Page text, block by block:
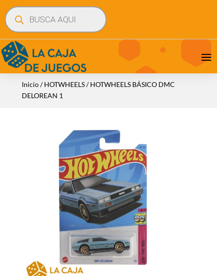
Búsqueda
de
productos
Inicio/HOTWHEELS/ HOTWHEELS BÁSICO DMC
DELOREAN 1